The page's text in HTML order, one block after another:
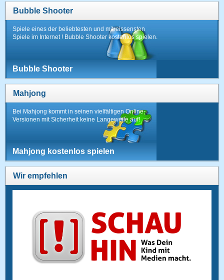
Bubble Shooter
Spiele eines der beliebtesten und mitreissensten
Spiele im Internet ! Bubble Shooter kostenlos spielen.
Bubble Shooter
Mahjong
Bei Mahjong kommt in seinen vielfältigen Online-
Versionen mit Sicherheit keine Langeweile auf!
Mahjong kostenlos spielen
Wir empfehlen